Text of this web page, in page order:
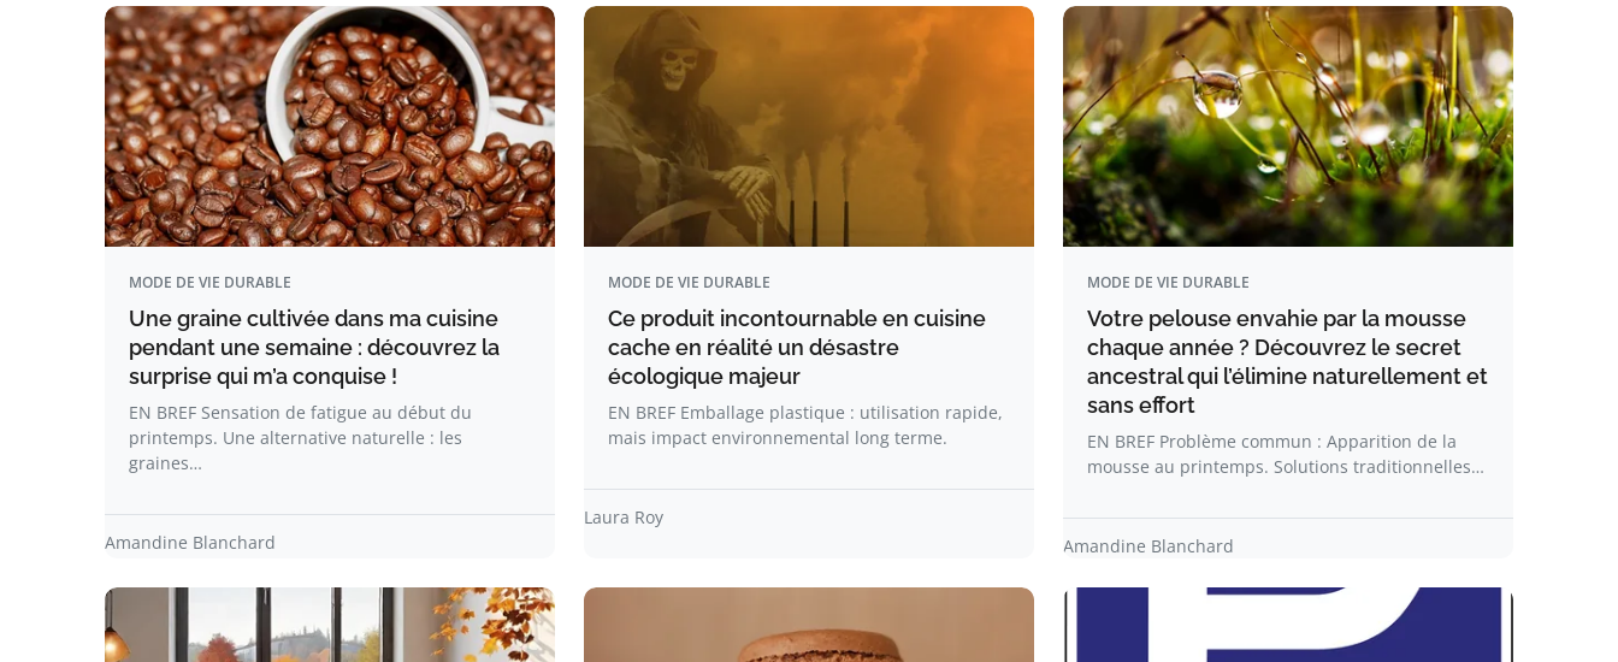
MODE DE VIE DURABLE
Une graine cultivée dans ma cuisine
pendant une semaine : découvrez la
surprise qui m’a conquise !
EN BREF Sensation de fatigue au début du
printemps. Une alternative naturelle : les
graines…
Amandine Blanchard
MODE DE VIE DURABLE
Ce produit incontournable en cuisine
cache en réalité un désastre
écologique majeur
EN BREF Emballage plastique : utilisation rapide,
mais impact environnemental long terme.
Laura Roy
MODE DE VIE DURABLE
Votre pelouse envahie par la mousse
chaque année ? Découvrez le secret
ancestral qui l’élimine naturellement et
sans effort
EN BREF Problème commun : Apparition de la
mousse au printemps. Solutions traditionnelles…
Amandine Blanchard